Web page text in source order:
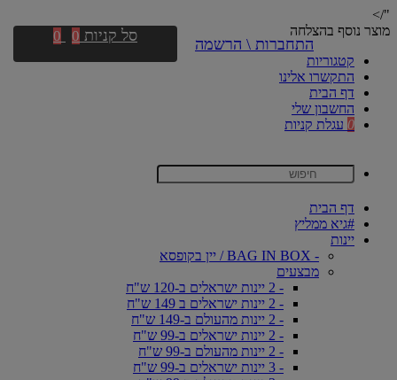
"/>
מוצר נוסף בהצלחה
קטגוריות
התקשרו אלינו
דף הבית
החשבון שלי
0 עגלת קניות
דף הבית
#גיא ממליץ
יינות
- BAG IN BOX / יין בקופסא
מבצעים
- 2 יינות ישראלים ב-120 ש"ח
- 2 יינות ישראלים ב 149 ש"ח
- 2 יינות מהעולם ב-149 ש"ח
- 2 יינות ישראלים ב-99 ש"ח
- 2 יינות מהעולם ב-99 ש"ח
- 3 יינות ישראלים ב-99 ש"ח
התחברות \ הרשמה סל קניות 0
0